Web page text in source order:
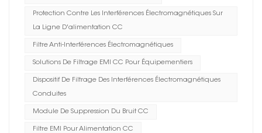
Protection Contre Les Interférences Électromagnétiques Sur
La Ligne D'alimentation CC
Filtre Anti-Interférences Électromagnétiques
Solutions De Filtrage EMI CC Pour Équipementiers
Dispositif De Filtrage Des Interférences Électromagnétiques
Conduites
Module De Suppression Du Bruit CC
Filtre EMI Pour Alimentation CC